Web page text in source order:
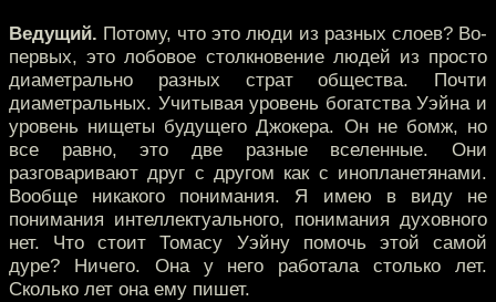
Ведущий. Потому, что это люди из разных слоев? Во-
первых, это лобовое столкновение людей из просто
диаметрально разных страт общества. Почти
диаметральных. Учитывая уровень богатства Уэйна и
уровень нищеты будущего Джокера. Он не бомж, но
все равно, это две разные вселенные. Они
разговаривают друг с другом как с инопланетянами.
Вообще никакого понимания. Я имею в виду не
понимания интеллектуального, понимания духовного
нет. Что стоит Томасу Уэйну помочь этой самой
дуре? Ничего. Она у него работала столько лет.
Сколько лет она ему пишет.